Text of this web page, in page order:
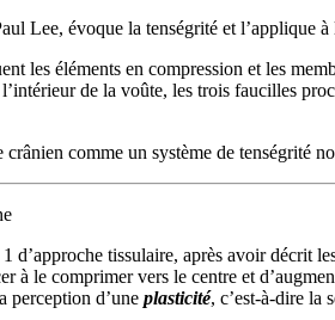
Lee, évoque la tenségrité et l’applique
les éléments en compression et les
de la voûte, les trois faucilles
comme un système de tenségrité
d’approche tissulaire, après avoir décrit
à le comprimer vers le centre et
perception d’une plasticité, c’est-à-dire la